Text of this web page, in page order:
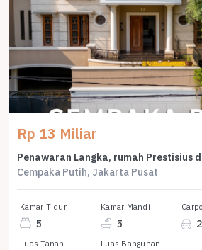
Rp 13 Miliar
Cempaka Putih, Jakarta Pusat
Kamar Tidur
5
Kamar Mandi
5 2
Luas Tanah Luas Bangunan